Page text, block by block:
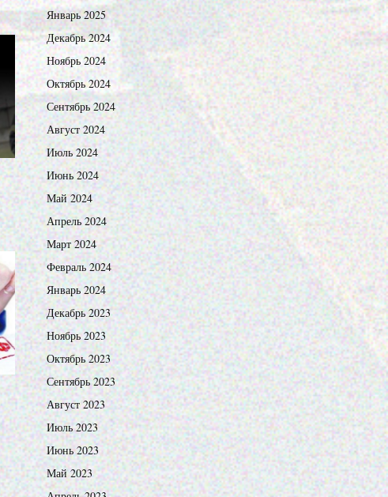
Январь 2025
Декабрь 2024
Ноябрь 2024
Октябрь 2024
Сентябрь 2024
Август 2024
Июль 2024
Июнь 2024
Май 2024
Апрель 2024
Март 2024
Февраль 2024
Январь 2024
Декабрь 2023
Ноябрь 2023
Октябрь 2023
Сентябрь 2023
Август 2023
Июль 2023
Июнь 2023
Май 2023